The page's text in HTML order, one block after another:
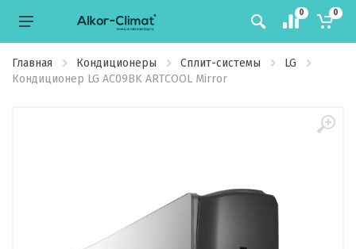
0 0
Главная Кондиционеры Сплит-системы
LG
Кондиционер LG AC09BK ARTCOOL Mirror